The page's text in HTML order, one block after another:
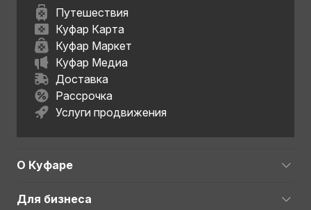
Путешествия
Куфар Карта
Куфар Маркет
Куфар Медиа
Доставка
Рассрочка
Услуги продвижения
О Куфаре
Для бизнеса